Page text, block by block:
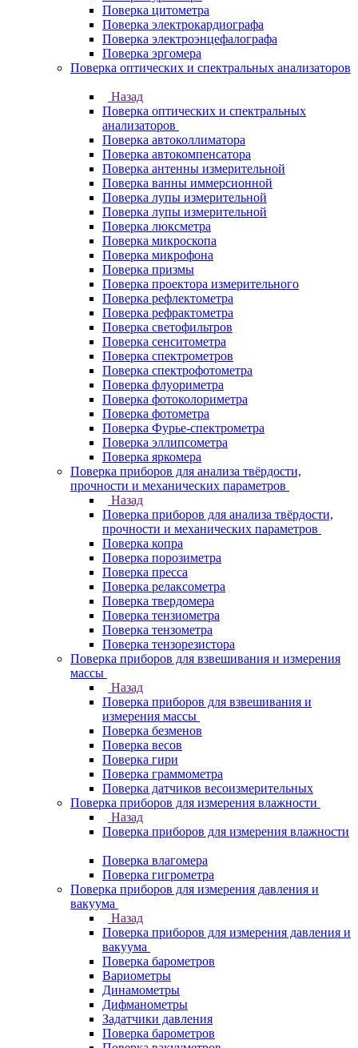
Поверка цитометра
Поверка электрокардиографа
Поверка электроэнцефалографа
Поверка эргомера
Поверка оптических и спектральных анализаторов
Назад
Поверка оптических и спектральных
анализаторов
Поверка автоколлиматора
Поверка автокомпенсатора
Поверка антенны измерительной
Поверка ванны иммерсионной
Поверка лупы измерительной
Поверка лупы измерительной
Поверка люксметра
Поверка микроскопа
Поверка микрофона
Поверка призмы
Поверка проектора измерительного
Поверка рефлектометра
Поверка рефрактометра
Поверка светофильтров
Поверка сенситометра
Поверка спектрометров
Поверка спектрофотометра
Поверка флуориметра
Поверка фотоколориметра
Поверка фотометра
Поверка Фурье-спектрометра
Поверка эллипсометра
Поверка яркомера
Поверка приборов для анализа твёрдости,
прочности и механических параметров
Назад
Поверка приборов для анализа твёрдости,
прочности и механических параметров
Поверка копра
Поверка порозиметра
Поверка пресса
Поверка релаксометра
Поверка твердомера
Поверка тензиометра
Поверка тензометра
Поверка тензорезистора
Поверка приборов для взвешивания и измерения
массы
Назад
Поверка приборов для взвешивания и
измерения массы
Поверка безменов
Поверка весов
Поверка гири
Поверка граммометра
Поверка датчиков весоизмерительных
Поверка приборов для измерения влажности
Назад
Поверка приборов для измерения влажности
Поверка влагомера
Поверка гигрометра
Поверка приборов для измерения давления и
вакуума
Назад
Поверка приборов для измерения давления и
вакуума
Поверка барометров
Вариометры
Динамометры
Дифманометры
Задатчики давления
Поверка барометров